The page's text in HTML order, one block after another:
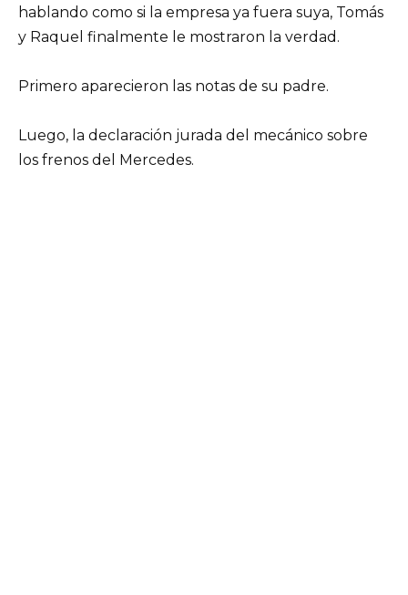
hablando como si la empresa ya fuera suya, Tomás
y Raquel finalmente le mostraron la verdad.
Primero aparecieron las notas de su padre.
Luego, la declaración jurada del mecánico sobre
los frenos del Mercedes.